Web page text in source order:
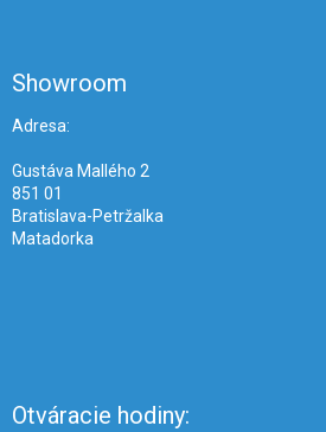
Showroom
Adresa:
Gustáva Mallého 2
851 01
Bratislava-Petržalka
Matadorka
Otváracie hodiny: